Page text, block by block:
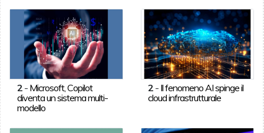
2- Microsoft, Copilot
diventa un sistema multi-
modello
2 - Il fenomeno AI spinge il
cloud infrastrutturale